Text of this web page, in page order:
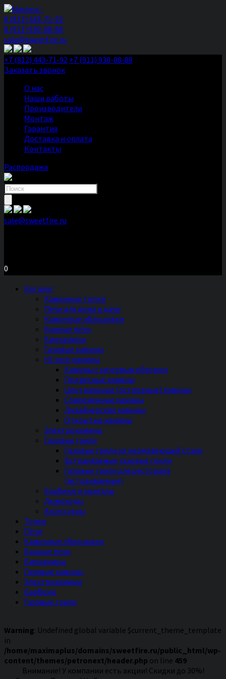
8 (812) 443-71-92
8 (911) 930-08-88
sale@sweetfire.ru
+7 (812) 443-71-92 +7 (911) 930-08-88
Заказать звонок
О нас
Наши работы
Производители
Монтаж
Гарантия
Доставка и оплата
Контакты
Распродажа
Поиск
товаров
sale@sweetfire.ru
0
Каталог
Каминные топки
Печи для дома и дачи
Каминные облицовки
Банные печи
Биокамины
Газовые камины
Hi-tech камины
Камины с круговым обзором
Подвесные камины
Центральные (островные) камины
Современные камины
Дизайнерские камины
Открытые камины
Электрокамины
Газовые грили
Газовые грили из нержавеющей стали
Встраиваемые газовые грили
Газовые грили для ресторана
(встраиваемые)
Барбекю и мангалы
Дымоходы
Аксессуары
Топки
Печи
Каминные облицовки
Банные печи
Биокамины
Газовые камины
Электрокамины
Барбекю
Газовые грили
Warning: Undefined global variable $current_theme_template
in
/home/maximaplus/domains/sweetfire.ru/public_html/wp-
content/themes/petronext/header.php on line 459
Внимание! У компании есть акции! Скидки до 30%!